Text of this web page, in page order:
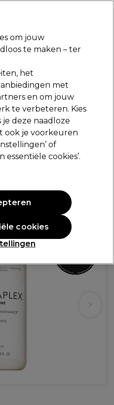
Aanmelden
geleverd*
t/m vrijdag
Maintenance®
om jouw
te maken – ter
het
met
en om jouw
te verbeteren. Kies
je deze naadloze
ook je voorkeuren
of
essentiële cookies’.
cookies